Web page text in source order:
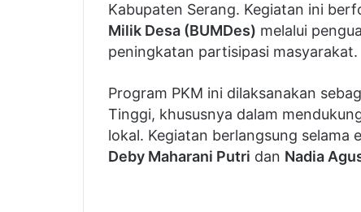
Kabupaten Serang. Kegiatan ini
Milik Desa (BUMDes) melalui
peningkatan partisipasi masyarakat.
Program PKM ini dilaksanakan
Tinggi, khususnya dalam
lokal. Kegiatan berlangsung selama
Deby Maharani Putri dan Nadia